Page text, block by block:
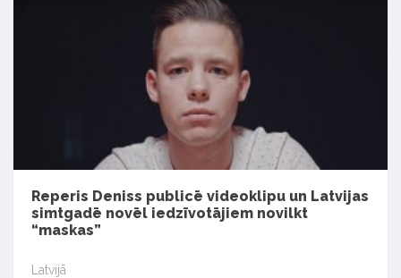
Reperis Deniss publicē videoklipu un Latvijas
simtgadē novēl iedzīvotājiem novilkt
“maskas”
Latvijā